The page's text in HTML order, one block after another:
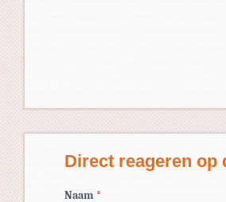
Direct reageren op
Naam *